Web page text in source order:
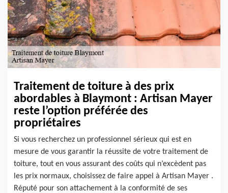
Traitement de toiture à des prix
abordables à Blaymont : Artisan Mayer
reste l’option préférée des
propriétaires
Si vous recherchez un professionnel sérieux qui est en
mesure de vous garantir la réussite de votre traitement de
toiture, tout en vous assurant des coûts qui n’excèdent pas
les prix normaux, choisissez de faire appel à Artisan Mayer .
Réputé pour son attachement à la conformité de ses